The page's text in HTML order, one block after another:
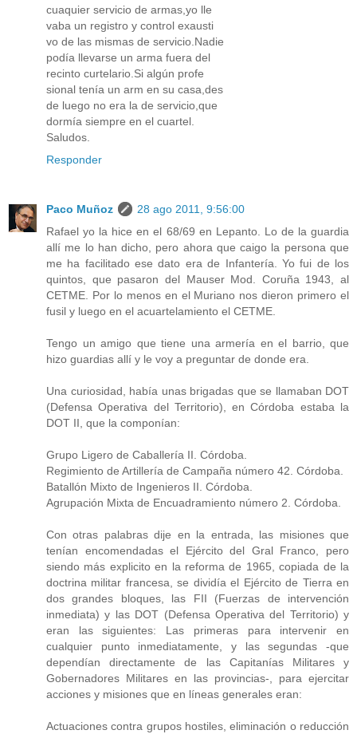
cuaquier servicio de armas,yo lle
vaba un registro y control exausti
vo de las mismas de servicio.Nadie
podía llevarse un arma fuera del
recinto curtelario.Si algún profe
sional tenía un arm en su casa,des
de luego no era la de servicio,que
dormía siempre en el cuartel.
Saludos.
Responder
Paco Muñoz
28 ago 2011, 9:56:00
Rafael yo la hice en el 68/69 en Lepanto. Lo de la guardia
allí me lo han dicho, pero ahora que caigo la persona que
me ha facilitado ese dato era de Infantería. Yo fui de los
quintos, que pasaron del Mauser Mod. Coruña 1943, al
CETME. Por lo menos en el Muriano nos dieron primero el
fusil y luego en el acuartelamiento el CETME.
Tengo un amigo que tiene una armería en el barrio, que
hizo guardias allí y le voy a preguntar de donde era.
Una curiosidad, había unas brigadas que se llamaban DOT
(Defensa Operativa del Territorio), en Córdoba estaba la
DOT II, que la componían:
Grupo Ligero de Caballería II. Córdoba.
Regimiento de Artillería de Campaña número 42. Córdoba.
Batallón Mixto de Ingenieros II. Córdoba.
Agrupación Mixta de Encuadramiento número 2. Córdoba.
Con otras palabras dije en la entrada, las misiones que
tenían encomendadas el Ejército del Gral Franco, pero
siendo más explicito en la reforma de 1965, copiada de la
doctrina militar francesa, se dividía el Ejército de Tierra en
dos grandes bloques, las FII (Fuerzas de intervención
inmediata) y las DOT (Defensa Operativa del Territorio) y
eran las siguientes: Las primeras para intervenir en
cualquier punto inmediatamente, y las segundas -que
dependían directamente de las Capitanías Militares y
Gobernadores Militares en las provincias-, para ejercitar
acciones y misiones que en líneas generales eran:
Actuaciones contra grupos hostiles, eliminación o reducción